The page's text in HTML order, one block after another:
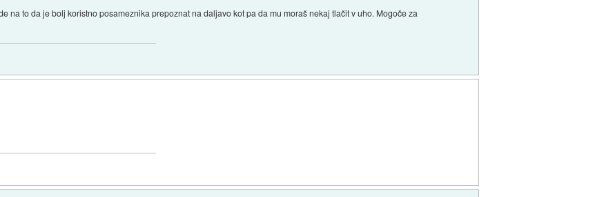
na to da je bolj koristno posameznika prepoznat na daljavo kot pa da mu moraš nekaj tlačit v uho. Mogoče za